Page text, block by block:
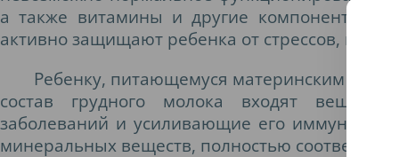
а также витамины и другие компоненты
активно защищают ребенка от стрессов,
Ребенку, питающемуся материнским
состав грудного молока входят
заболеваний и усиливающие его иммунитет.
минеральных веществ, полностью